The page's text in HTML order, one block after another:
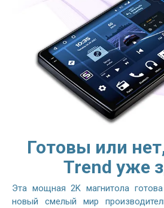
Готовы или
Trend уже
Эта мощная 2K магнитола
новый смелый мир